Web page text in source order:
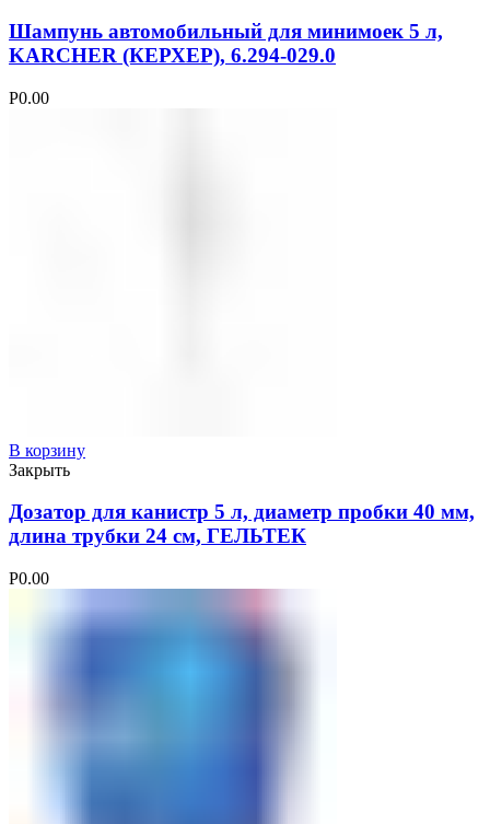
Шампунь автомобильный для минимоек 5 л,
KARCHER (КЕРХЕР), 6.294-029.0
Р0.00
В корзину
Закрыть
Дозатор для канистр 5 л, диаметр пробки 40 мм,
длина трубки 24 см, ГЕЛЬТЕК
Р0.00